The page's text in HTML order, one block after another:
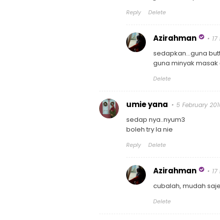
Reply Delete
Azirahman
sedapkan...guna
guna minyak masak
Delete
umie yana 5 February
sedap nya..nyum3
boleh try la nie
Reply Delete
Azirahman
cubalah, mudah
Delete